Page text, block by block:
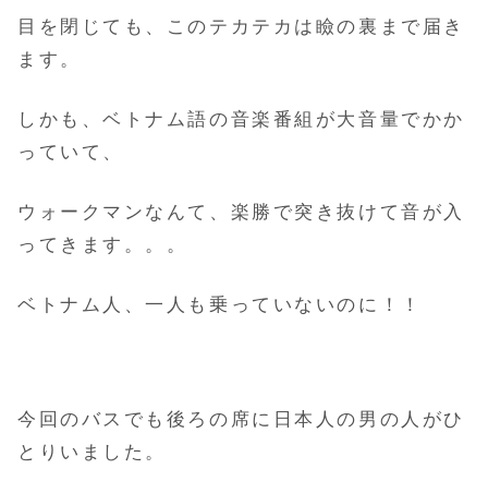
目を閉じても、このテカテカは瞼の裏まで届き
ます。
しかも、ベトナム語の音楽番組が大音量でかか
っていて、
ウォークマンなんて、楽勝で突き抜けて音が入
ってきます。。。
ベトナム人、一人も乗っていないのに！！
今回のバスでも後ろの席に日本人の男の人がひ
とりいました。